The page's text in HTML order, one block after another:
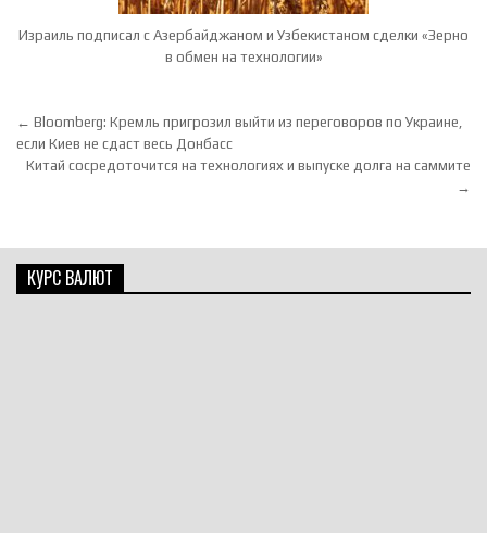
Израиль подписал с Азербайджаном и Узбекистаном сделки «Зерно
в обмен на технологии»
Навигация по записям
← Bloomberg: Кремль пригрозил выйти из переговоров по Украине,
если Киев не сдаст весь Донбасс
Китай сосредоточится на технологиях и выпуске долга на саммите
→
КУРС ВАЛЮТ